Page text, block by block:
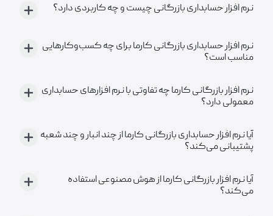
نرم افزار حسابداری بازرگانی چیست و چه کاربردی دارد؟
نرم افزار حسابداری بازرگانی کارما برای چه کسب‌وکارهایی
مناسب است؟
نرم افزار بازرگانی کارما چه تفاوتی با نرم افزارهای حسابداری
معمولی دارد؟
آیا نرم افزار حسابداری بازرگانی کارما از چند انبار و چند شعبه
پشتیبانی می‌کند؟
آیا نرم افزار بازرگانی کارما از هوش مصنوعی استفاده
می‌کند؟